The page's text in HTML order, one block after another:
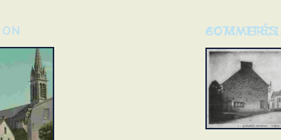
ACTIVITÉS